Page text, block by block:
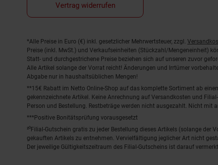
Vertrag widerrufen
Fußnoten
*Alle Preise in Euro (€) inkl. gesetzlicher Mehrwertsteuer, zzgl.
Preise (inkl. MwSt.) und Verkaufseinheiten (Stückzahl/Mengeneinheit)
Statt- und durchgestrichene Preise beziehen sich auf unseren zuvor
Alle Artikel solange der Vorrat reicht! Änderungen und Irrtümer
Abgabe nur in haushaltsüblichen Mengen!
**15€ Rabatt im Netto Online-Shop auf das komplette Sortiment ab
gekennzeichnete Artikel. Keine Anrechnung auf Versandkosten und
Person und Bestellung. Restbeträge werden nicht ausgezahlt. Nicht mit
***Positive Bonitätsprüfung vorausgesetzt
²⁰Filial-Gutschein gratis zu jeder Bestellung dieses Artikels (solange
gekauften Artikels zu entnehmen. Vervielfältigung jeglicher Art nicht
Der jeweilige Gültigkeitszeitraum des Filial-Gutscheins ist darauf vermerkt.